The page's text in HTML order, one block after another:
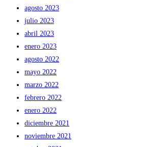
agosto 2023
julio 2023
abril 2023
enero 2023
agosto 2022
mayo 2022
marzo 2022
febrero 2022
enero 2022
diciembre 2021
noviembre 2021